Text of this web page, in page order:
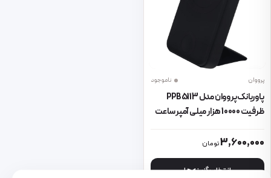
پرووان ناموجود
پاوربانک پرووان مدل PPB5113
ظرفیت 10000 هزار میلی آمپر ساعت
3,600,000تومان
انتخاب گزینه ها
این محصول دارای انواع مختلفی می باشد. گزینه ها ممکن است در